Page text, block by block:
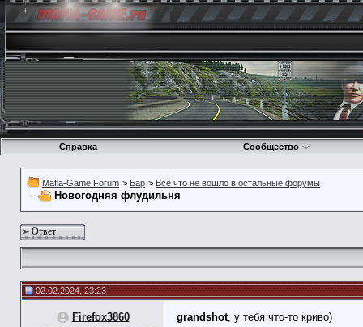
Справка Сообщество
Mafia-Game Forum > Бар > Всё что не вошло в остальные форумы
Новогодняя флудильня
Ответ
02.02.2024, 23:23
Firefox3860 grandshot, у тебя что-то криво)